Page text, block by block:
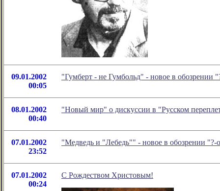
09.01.2002
00:05
"Гумберт - не Гумбольд" - новое в
08.01.2002
00:40
"Новый мир" о дискуссии в "Русском
07.01.2002
23:52
"Медведь и "Лебедь"" - новое в обозрении
07.01.2002
00:24
С Рождеством Христовым!